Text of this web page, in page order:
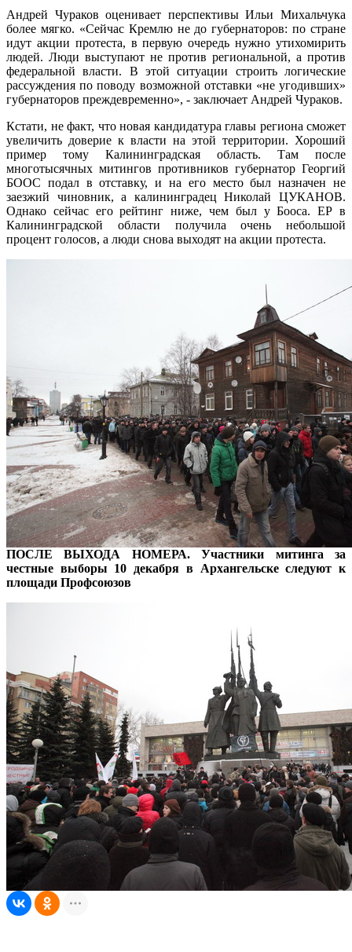
Андрей Чураков оценивает перспективы Ильи Михальчука
более мягко. «Сейчас Кремлю не до губернаторов: по стране
идут акции протеста, в первую очередь нужно утихомирить
людей. Люди выступают не против региональной, а против
федеральной власти. В этой ситуации строить логические
рассуждения по поводу возможной отставки «не угодивших»
губернаторов преждевременно», - заключает Андрей Чураков.
Кстати, не факт, что новая кандидатура главы региона сможет
увеличить доверие к власти на этой территории. Хороший
пример тому Калининградская область. Там после
многотысячных митингов противников губернатор Георгий
БООС подал в отставку, и на его место был назначен не
заезжий чиновник, а калининградец Николай ЦУКАНОВ.
Однако сейчас его рейтинг ниже, чем был у Бооса. ЕР в
Калининградской области получила очень небольшой
процент голосов, а люди снова выходят на акции протеста.
ПОСЛЕ ВЫХОДА НОМЕРА. Участники митинга за
честные выборы 10 декабря в Архангельске следуют к
площади Профсоюзов